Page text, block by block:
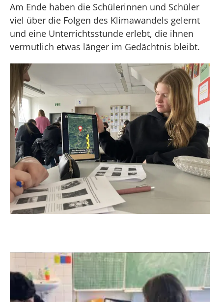
Am Ende haben die Schülerinnen und Schüler
viel über die Folgen des Klimawandels gelernt
und eine Unterrichtsstunde erlebt, die ihnen
vermutlich etwas länger im Gedächtnis bleibt.